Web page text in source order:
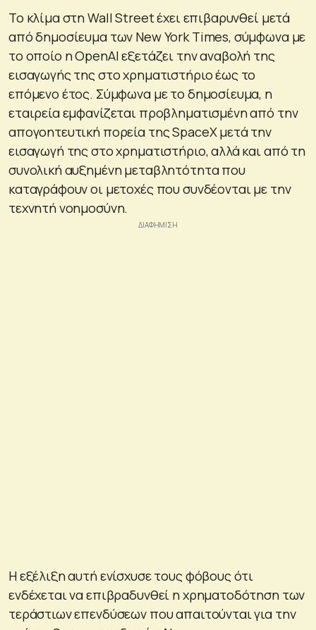
Το κλίμα στη Wall Street έχει επιβαρυνθεί μετά
από δημοσίευμα των New York Times, σύμφωνα με
το οποίο η OpenAI εξετάζει την αναβολή της
εισαγωγής της στο χρηματιστήριο έως το
επόμενο έτος. Σύμφωνα με το δημοσίευμα, η
εταιρεία εμφανίζεται προβληματισμένη από την
απογοητευτική πορεία της SpaceX μετά την
εισαγωγή της στο χρηματιστήριο, αλλά και από τη
συνολική αυξημένη μεταβλητότητα που
καταγράφουν οι μετοχές που συνδέονται με την
τεχνητή νοημοσύνη.
Η εξέλιξη αυτή ενίσχυσε τους φόβους ότι
ενδέχεται να επιβραδυνθεί η χρηματοδότηση των
τεράστιων επενδύσεων που απαιτούνται για την